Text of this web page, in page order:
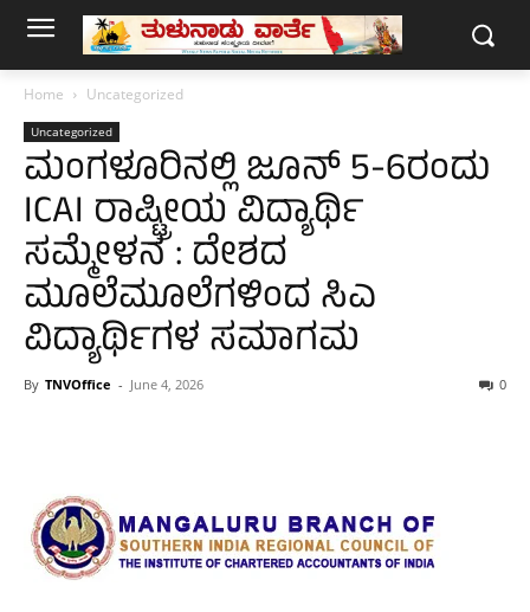
Home Uncategorized
Uncategorized
ಮಂಗಳೂರಿನಲ್ಲಿ ಜೂನ್ 5-6ರಂದು
ICAI ರಾಷ್ಟ್ರೀಯ ವಿದ್ಯಾರ್ಥಿ
ಸಮ್ಮೇಳನ : ದೇಶದ
ಮೂಲೆಮೂಲೆಗಳಿಂದ ಸಿಎ
ವಿದ್ಯಾರ್ಥಿಗಳ ಸಮಾಗಮ
By TNVOffice - June 4, 2026 0